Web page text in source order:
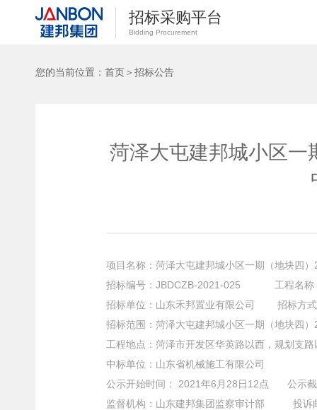
招标采购平台
Bidding Procurement
您的当前位置： 首页＞ 招标公告
菏泽大屯建邦城小区一
项目名称：菏泽大屯建邦城小区一期（地块四
招标编号 ： JBDCZB-2021-025 工程名称
招标单位 ： 山东禾邦置业有限公司 招标方式
招标范围 ： 菏泽大屯建邦城小区一期（地
工程地点 ： 菏泽市开发区华英路以西，规
中标单位 ： 山东省机械施工有限公司
公示开始时间 ： 2021年6月28日12点
公示
监督机构：山东建邦集团监察审计部 投诉